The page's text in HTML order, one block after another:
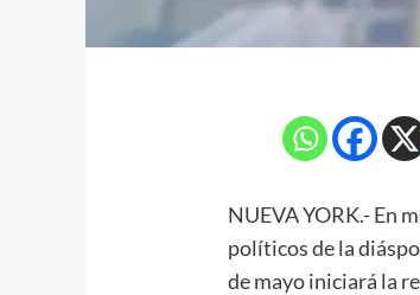
NUEVA YORK.- En
políticos de la
de mayo iniciará la